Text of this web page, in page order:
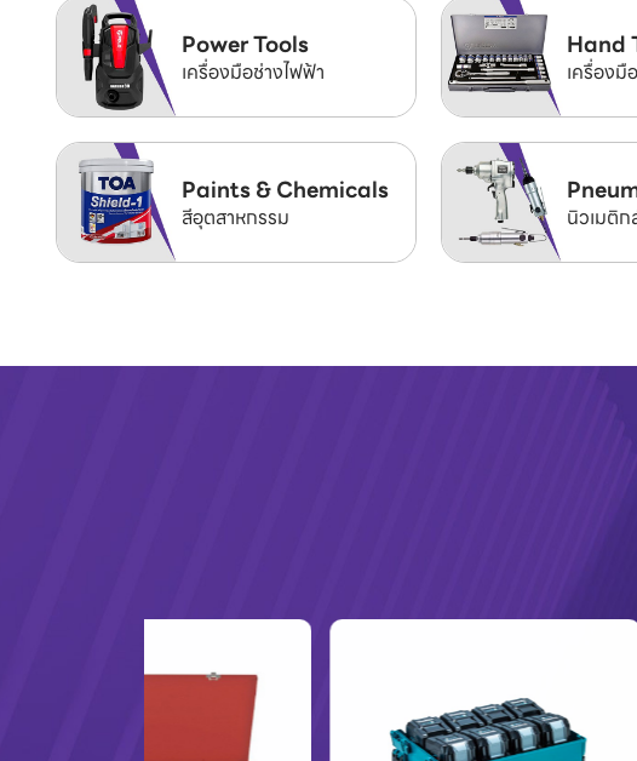
Power Tools
เครื่องมือช่างไฟฟ้า
Hand
เครื่องมื
Paints & Chemicals
สีอุตสาหกรรม นิวเมติก